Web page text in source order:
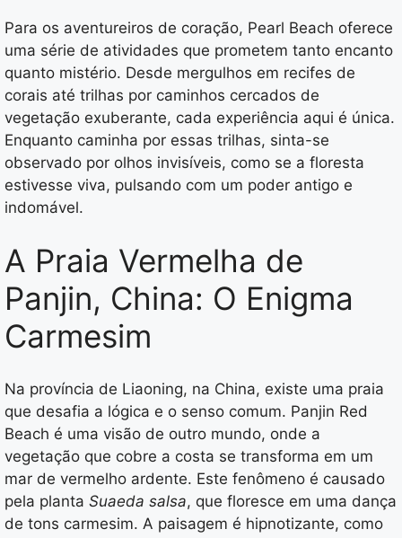
Para os aventureiros de coração, Pearl Beach oferece
uma série de atividades que prometem tanto encanto
quanto mistério. Desde mergulhos em recifes de
corais até trilhas por caminhos cercados de
vegetação exuberante, cada experiência aqui é única.
Enquanto caminha por essas trilhas, sinta-se
observado por olhos invisíveis, como se a floresta
estivesse viva, pulsando com um poder antigo e
indomável.
A Praia Vermelha de
Panjin, China: O Enigma
Carmesim
Na província de Liaoning, na China, existe uma praia
que desafia a lógica e o senso comum. Panjin Red
Beach é uma visão de outro mundo, onde a
vegetação que cobre a costa se transforma em um
mar de vermelho ardente. Este fenômeno é causado
pela planta Suaeda salsa, que floresce em uma dança
de tons carmesim. A paisagem é hipnotizante, como